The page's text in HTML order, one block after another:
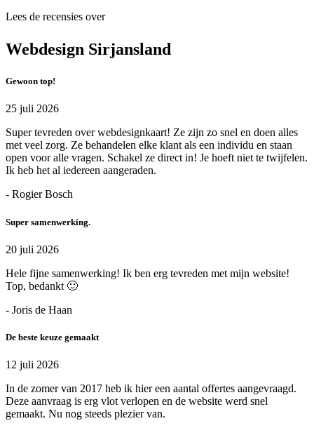
Lees de recensies over
Webdesign Sirjansland
Gewoon top!
25 juli 2026
Super tevreden over webdesignkaart! Ze zijn zo snel en doen alles
met veel zorg. Ze behandelen elke klant als een individu en staan
open voor alle vragen. Schakel ze direct in! Je hoeft niet te twijfelen.
Ik heb het al iedereen aangeraden.
- Rogier Bosch
Super samenwerking.
20 juli 2026
Hele fijne samenwerking! Ik ben erg tevreden met mijn website!
Top, bedankt 🙂
- Joris de Haan
De beste keuze gemaakt
12 juli 2026
In de zomer van 2017 heb ik hier een aantal offertes aangevraagd.
Deze aanvraag is erg vlot verlopen en de website werd snel
gemaakt. Nu nog steeds plezier van.